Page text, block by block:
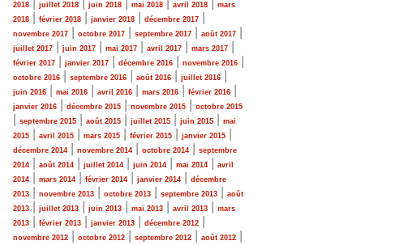
2018
juillet 2018 juin 2018 mai 2018 avril 2018
mars
2018
février 2018 janvier 2018 décembre 2017
novembre 2017 octobre 2017 septembre 2017 août 2017
juillet 2017 juin 2017 mai 2017 avril 2017 mars 2017
février 2017 janvier 2017 décembre 2016 novembre 2016
octobre 2016 septembre 2016 août 2016 juillet 2016
juin 2016 mai 2016 avril 2016 mars 2016 février 2016
janvier 2016 décembre 2015 novembre 2015 octobre 2015
septembre 2015 août 2015 juillet 2015 juin 2015
mai
2015
avril 2015 mars 2015 février 2015 janvier 2015
décembre 2014 novembre 2014 octobre 2014
septembre
2014
août 2014 juillet 2014 juin 2014 mai 2014
avril
2014
mars 2014 février 2014 janvier 2014
décembre
2013
novembre 2013 octobre 2013 septembre 2013
août
2013
juillet 2013 juin 2013 mai 2013 avril 2013
mars
2013
février 2013 janvier 2013 décembre 2012
novembre 2012 octobre 2012 septembre 2012 août 2012